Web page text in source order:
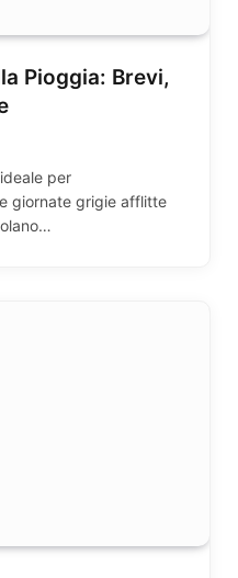
Pioggia: Brevi,
per
giornate grigie afflitte